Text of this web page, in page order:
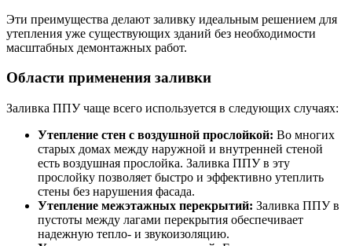
Эти преимущества делают заливку идеальным решением для
утепления уже существующих зданий без необходимости
масштабных демонтажных работ.
Области применения заливки
Заливка ППУ чаще всего используется в следующих случаях:
Утепление стен с воздушной прослойкой: Во многих
старых домах между наружной и внутренней стеной
есть воздушная прослойка. Заливка ППУ в эту
прослойку позволяет быстро и эффективно утеплить
стены без нарушения фасада.
Утепление межэтажных перекрытий: Заливка ППУ в
пустоты между лагами перекрытия обеспечивает
надежную тепло- и звукоизоляцию.